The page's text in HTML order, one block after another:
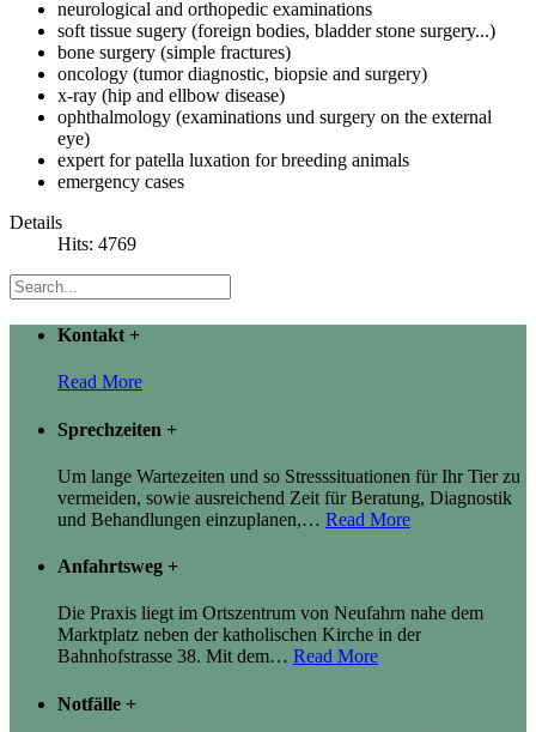
neurological and orthopedic examinations
soft tissue sugery (foreign bodies, bladder stone surgery...)
bone surgery (simple fractures)
oncology (tumor diagnostic, biopsie and surgery)
x-ray (hip and ellbow disease)
ophthalmology (examinations und surgery on the external
eye)
expert for patella luxation for breeding animals
emergency cases
Details
Hits: 4769
Kontakt +
Read More
Sprechzeiten +
Um lange Wartezeiten und so Stresssituationen für Ihr Tier zu
vermeiden, sowie ausreichend Zeit für Beratung, Diagnostik
und Behandlungen einzuplanen,… Read More
Anfahrtsweg +
Die Praxis liegt im Ortszentrum von Neufahrn nahe dem
Marktplatz neben der katholischen Kirche in der
Bahnhofstrasse 38. Mit dem… Read More
Notfälle +